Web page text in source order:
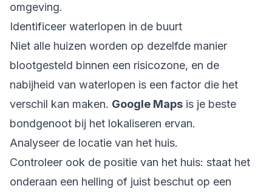
omgeving.
Identificeer waterlopen in de buurt
Niet alle huizen worden op dezelfde manier
blootgesteld binnen een risicozone, en de
nabijheid van waterlopen is een factor die het
verschil kan maken. Google Maps is je beste
bondgenoot bij het lokaliseren ervan.
Analyseer de locatie van het huis.
Controleer ook de positie van het huis: staat het
onderaan een helling of juist beschut op een